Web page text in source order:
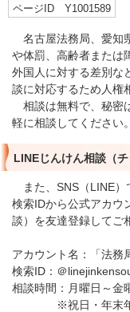
ページID Y1001589
名古屋法務局、愛知
や体罰、高齢者または
外国人に対する差別な
談に対応するため人権
相談は無料で、秘密
軽に相談してください。
LINEじんけん相談（
また、SNS（LINE）
検索IDから公式アカウ
談）を友達登録してご
アカウント名：「法務
検索ID：＠
相談時間：月曜日～
※祝日・年末年